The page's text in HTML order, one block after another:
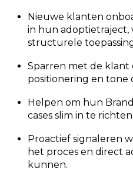
Nieuwe klanten
in hun adoptietraject,
structurele
Sparren met de klant
positionering en tone
Helpen om hun
cases slim in te
Proactief signaleren
het proces en direct
kunnen.